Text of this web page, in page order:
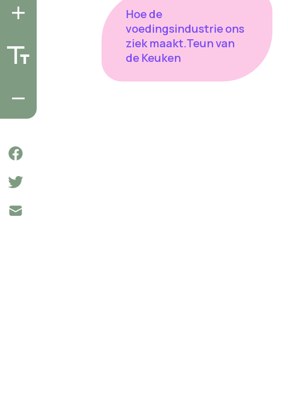
Hoe de
voedingsindustrie ons
ziek maakt.Teun van
de Keuken